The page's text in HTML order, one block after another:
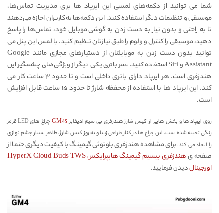
شما می توانید از دکمه‌های لمسی این ایرپاد ها برای مدیریت تماس‌ها،
موسیقی و تنظیمات دیگر استفاده کنید. این دکمه‌ها به کاربران اجازه می‌دهند
تا به‌ راحتی و بدون نیاز به دست زدن به گوشی موبایل خود، تماس‌ها را پاسخ
دهید، موسیقی را کنترل و ولوم را طبق نیازتان تنظیم کنید. با لمس این پنل می
توانید بدون دست زدن به موبایلتان از دستیارهای مجازی مانند Google
Assistant و Siri استفاده کنید. عمر باتری یکی دیگر از ویژگی‌های چشمگیر این
هندزفری است. هر ایرپاد دارای باتری داخلی است و تا حدود ۳ ساعت کار می
کند. این ایرپاد ها با استفاده از محفظه شارژ تا حدود ۱۵ ساعت قابل افزایش
است.
روی ایرپاد ها و بخش هایی از کیس شارژ هندزفری بی سیم ادیفایرGM45
چراغ های LED قرمز
رنگی تعبیه شده است. این چراغ ها در کنار طراحی زیبا و به روز کیس شارژ،‌ ظاهر بسیار چشم نوازی
را ایجاد می کند.برای مشاهده هندزفری بلوتوثی گیمینگ با کیفیت دیگری حتما از
صفحه ی
هندزفری بیسیم گیمینگ هایپرایکس HyperX Cloud Buds TWS
اورجینالدیدن فرمایید.